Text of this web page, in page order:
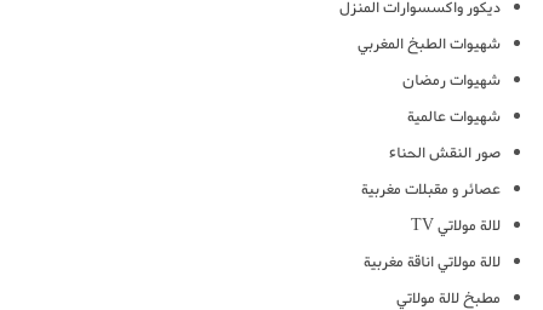
ديكور واكسسوارات المنزل
شهيوات الطبخ المغربي
شهيوات رمضان
شهيوات عالمية
صور النقش الحناء
عصائر و مقبلات مغربية
لالة مولاتي TV
لالة مولاتي اناقة مغربية
مطبخ لالة مولاتي